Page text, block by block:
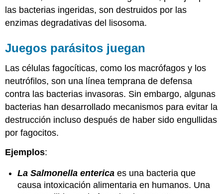
las bacterias ingeridas, son destruidos por las
enzimas degradativas del lisosoma.
Juegos parásitos juegan
Las células fagocíticas, como los macrófagos y los
neutrófilos, son una línea temprana de defensa
contra las bacterias invasoras. Sin embargo, algunas
bacterias han desarrollado mecanismos para evitar la
destrucción incluso después de haber sido engullidas
por fagocitos.
Ejemplos:
La Salmonella enterica es una bacteria que
causa intoxicación alimentaria en humanos. Una